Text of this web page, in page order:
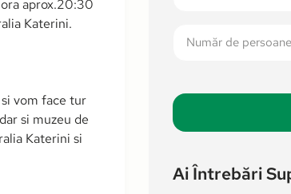
aprox.20:30
Katerini.
vom face tur
si muzeu de
Katerini si
Ai Întrebări